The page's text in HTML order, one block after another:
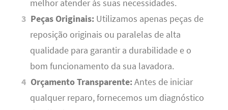
melhor atender às suas necessidades.
Peças Originais: Utilizamos apenas peças de
reposição originais ou paralelas de alta
qualidade para garantir a durabilidade e o
bom funcionamento da sua lavadora.
Orçamento Transparente:Antes de iniciar
qualquer reparo, fornecemos um diagnóstico